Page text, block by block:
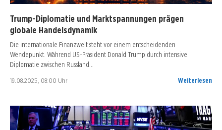
Trump-Diplomatie und Marktspannungen prägen
globale Handelsdynamik
Die internationale Finanzwelt steht vor einem entscheidenden
Wendepunkt. Während US-Präsident Donald Trump durch intensive
Diplomatie zwischen Russland…
19.08.2025, 08:00 Uhr Weiterlesen